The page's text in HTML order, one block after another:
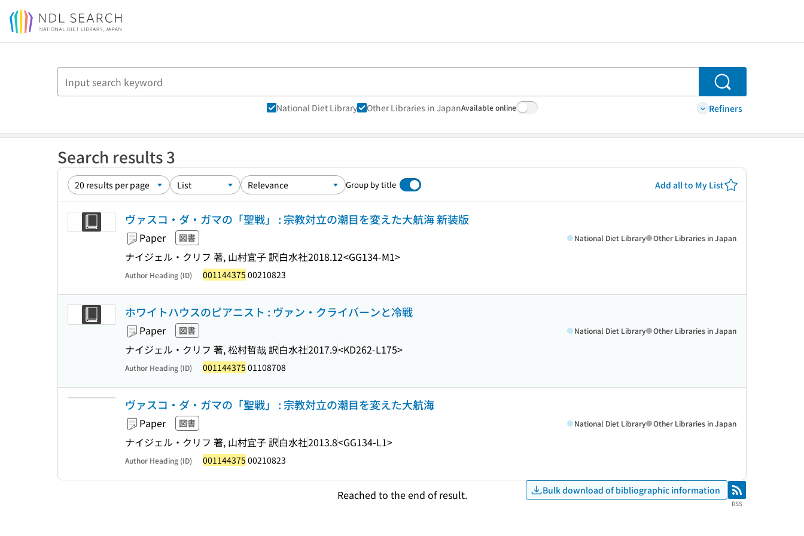
Jump to main content
Search
National Diet Library Other Libraries in JapanAvailable online Refiners
Search results 3
Group by title Add all to My List
ヴァスコ・ダ・ガマの「聖戦」 : 宗教対立の潮目を変えた大航海 新装版
Paper 図書
ナイジェル・クリフ 著, 山村宜子 訳白水社2018.12<GG134-M1>
National Diet Library Other Libraries in Japan
Author Heading (ID) 001144375 00210823
ホワイトハウスのピアニスト : ヴァン・クライバーンと冷戦
Paper 図書
ナイジェル・クリフ 著, 松村哲哉 訳白水社2017.9<KD262-L175>
National Diet Library Other Libraries in Japan
Author Heading (ID) 001144375 01108708
ヴァスコ・ダ・ガマの「聖戦」 : 宗教対立の潮目を変えた大航海
Paper 図書
ナイジェル・クリフ 著, 山村宜子 訳白水社2013.8<GG134-L1>
National Diet Library Other Libraries in Japan
Author Heading (ID) 001144375 00210823
Reached to the end of result. Bulk download of bibliographic information RSS
RSS